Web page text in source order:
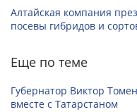
Алтайская компания
посевы гибридов и
Еще по теме
Губернатор Виктор
вместе с Татарстаном